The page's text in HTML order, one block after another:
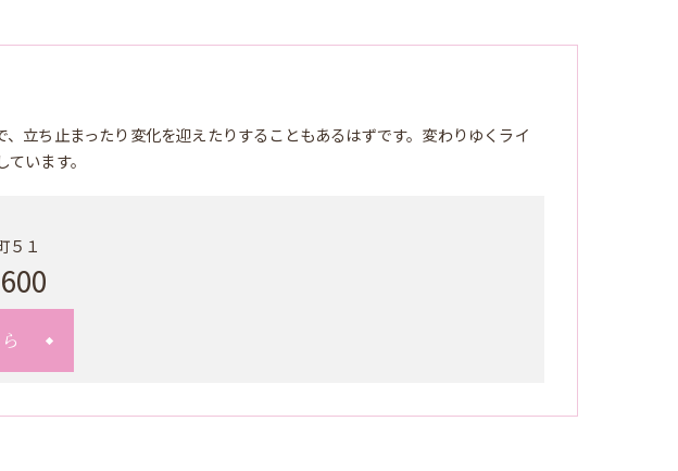
立ち止まったり変化を迎えたりすることもあるはずです。変わりゆくライ
います。
５１